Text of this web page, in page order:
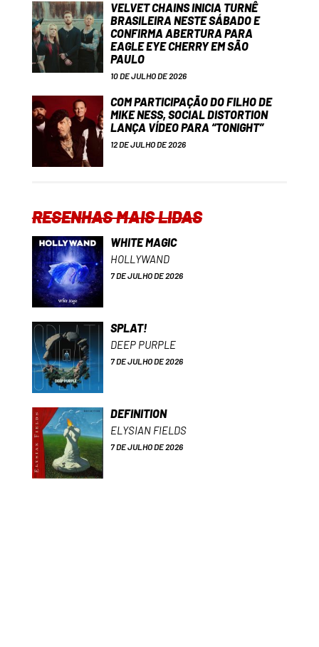
VELVET CHAINS INICIA TURNÊ
BRASILEIRA NESTE SÁBADO E
CONFIRMA ABERTURA PARA
EAGLE EYE CHERRY EM SÃO
PAULO
10 DE JULHO DE 2026
COM PARTICIPAÇÃO DO FILHO DE
MIKE NESS, SOCIAL DISTORTION
LANÇA VÍDEO PARA “TONIGHT”
12 DE JULHO DE 2026
RESENHAS MAIS LIDAS
WHITE MAGIC
HOLLYWAND
7 DE JULHO DE 2026
SPLAT!
DEEP PURPLE
7 DE JULHO DE 2026
DEFINITION
ELYSIAN FIELDS
7 DE JULHO DE 2026